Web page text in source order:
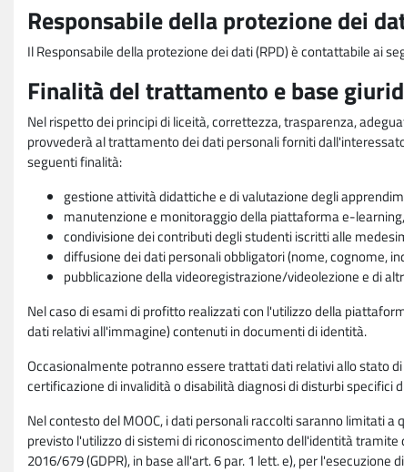
Responsabile della protezione dei
Il Responsabile della protezione dei dati (RPD) è contattabile ai
Finalità del trattamento e base
Nel rispetto dei principi di liceità, correttezza, trasparenza,
provvederà al trattamento dei dati personali forniti
seguenti finalità:
gestione attività didattiche e di valutazione degli
manutenzione e monitoraggio della piattaforma e-
condivisione dei contributi degli studenti iscritti alle
diffusione dei dati personali obbligatori (nome, cognome,
pubblicazione della videoregistrazione/videolezione e di
Nel caso di esami di profitto realizzati con l'utilizzo della
dati relativi all'immagine) contenuti in documenti di identità.
Occasionalmente potranno essere trattati dati relativi allo stato
certificazione di invalidità o disabilità diagnosi di disturbi specifici
Nel contesto del MOOC, i dati personali raccolti saranno limitati
previsto l'utilizzo di sistemi di riconoscimento dell'identità
2016/679 (GDPR), in base all'art. 6 par. 1 lett. e), per